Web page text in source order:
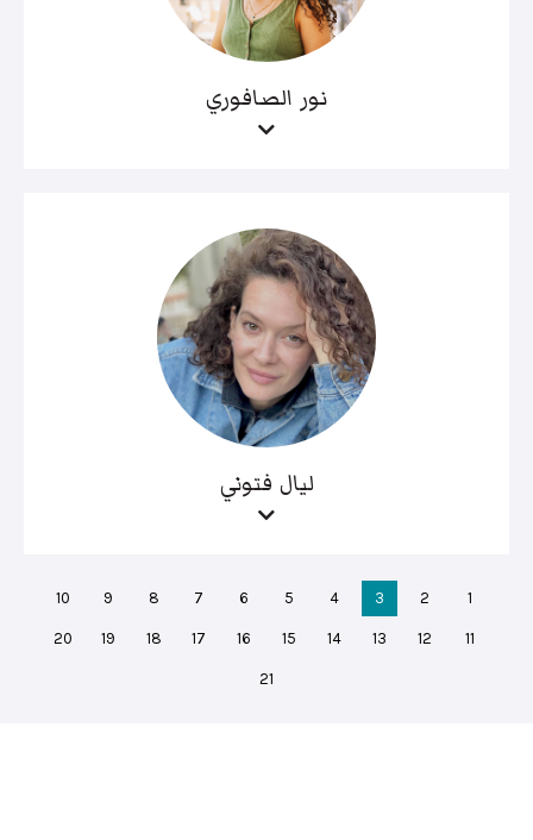
نور الصافوري
ليال فتوني
1
2
3
4
5
6
7
8
9
10
11
12
13
14
15
16
17
18
19
20
21